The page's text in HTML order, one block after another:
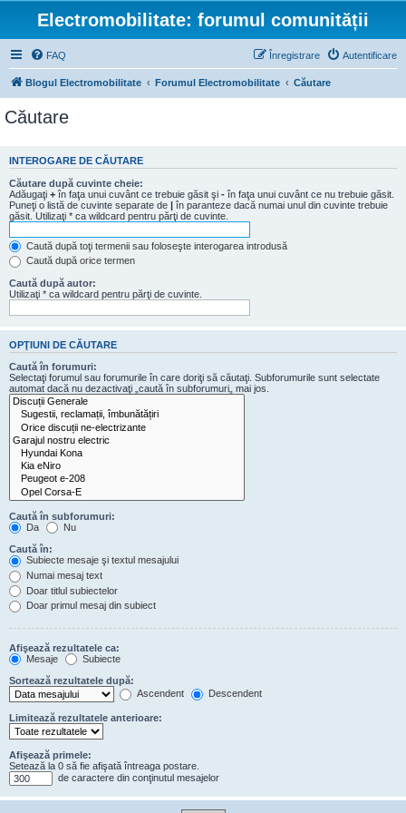
Electromobilitate: forumul comunității
FAQ Autentificare
Înregistrare
Blogul Electromobilitate Forumul Electromobilitate Căutare
Căutare
INTEROGARE DE CĂUTARE
Căutare după cuvinte cheie:
Adăugaţi + în faţa unui cuvânt ce trebuie găsit şi - în faţa unui cuvânt ce nu trebuie găsit.
Puneţi o listă de cuvinte separate de | în paranteze dacă numai unul din cuvinte trebuie
găsit. Utilizaţi * ca wildcard pentru părţi de cuvinte.
Caută după toţi termenii sau foloseşte interogarea introdusă
Caută după orice termen
Caută după autor:
Utilizaţi * ca wildcard pentru părţi de cuvinte.
OPŢIUNI DE CĂUTARE
Caută în forumuri:
Selectaţi forumul sau forumurile în care doriţi să căutaţi. Subforumurile sunt selectate
automat dacă nu dezactivaţi „caută în subforumuri„ mai jos.
Caută în subforumuri:
Da
Nu
Caută în:
Subiecte mesaje şi textul mesajului
Numai mesaj text
Doar titlul subiectelor
Doar primul mesaj din subiect
Afişează rezultatele ca:
Mesaje
Subiecte
Sortează rezultatele după:
Ascendent
Descendent
Limitează rezultatele anterioare:
Afişează primele:
Setează la 0 să fie afişată întreaga postare.
de caractere din conţinutul mesajelor